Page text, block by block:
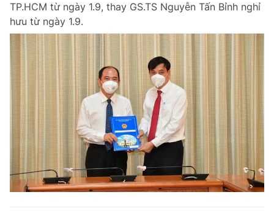
TP.HCM từ ngày 1.9, thay GS.TS Nguyễn Tấn Bỉnh nghỉ
hưu từ ngày 1.9.